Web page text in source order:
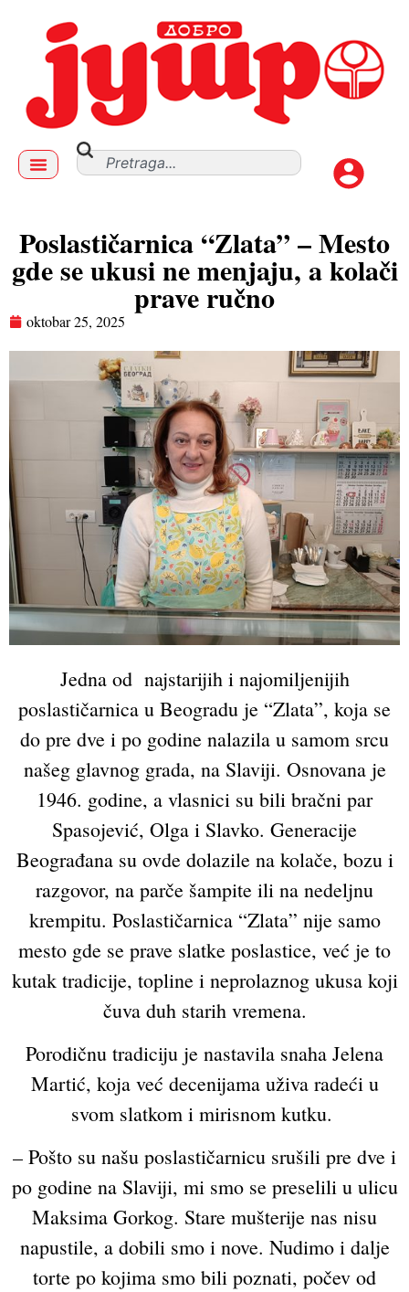
Poslastičarnica “Zlata” – Mesto
gde se ukusi ne menjaju, a kolači
prave ručno
oktobar 25, 2025
Jedna od najstarijih i najomiljenijih
poslastičarnica u Beogradu je “Zlata”, koja se
do pre dve i po godine nalazila u samom srcu
našeg glavnog grada, na Slaviji. Osnovana je
1946. godine, a vlasnici su bili bračni par
Spasojević, Olga i Slavko. Generacije
Beograđana su ovde dolazile na kolače, bozu i
razgovor, na parče šampite ili na nedeljnu
krempitu. Poslastičarnica “Zlata” nije samo
mesto gde se prave slatke poslastice, već je to
kutak tradicije, topline i neprolaznog ukusa koji
čuva duh starih vremena.
Porodičnu tradiciju je nastavila snaha Jelena
Martić, koja već decenijama uživa radeći u
svom slatkom i mirisnom kutku.
– Pošto su našu poslastičarnicu srušili pre dve i
po godine na Slaviji, mi smo se preselili u ulicu
Maksima Gorkog. Stare mušterije nas nisu
napustile, a dobili smo i nove. Nudimo i dalje
torte po kojima smo bili poznati, počev od